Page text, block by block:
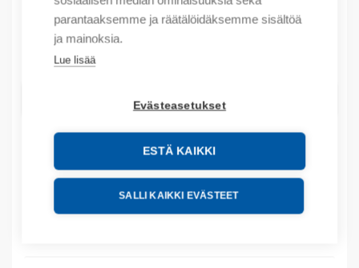
parantaaksemme ja räätälöidäksemme sisältöä
ja mainoksia.
Lue lisää
Evästeasetukset
ESTÄ KAIKKI
SALLI KAIKKI EVÄSTEET
Määrä
Määrä
LISÄÄ OSTOSKORIIN
Tuotekoodit
Tilauskoodi: 01103F